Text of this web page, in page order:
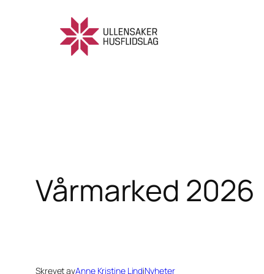
Vårmarked 2026
Skrevet avAnne Kristine LindiNyheter